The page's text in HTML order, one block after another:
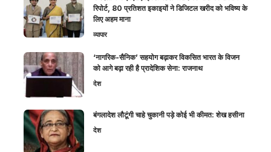
रिपोर्ट, 80 प्रतिशत इकाइयों ने डिजिटल खरीद को भविष्य के
लिए अहम माना
व्यापार
‘नागरिक-सैनिक’ सहयोग बढ़ाकर विकसित भारत के विजन
को आगे बढ़ा रही है प्रादेशिक सेना: राजनाथ
देश
बंगलादेश लौटूंगी चाहे चुकानी पड़े कोई भी कीमत: शेख हसीना
देश